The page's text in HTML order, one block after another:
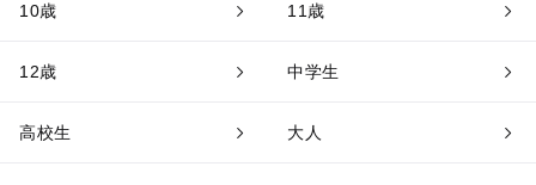
10歳 11歳
12歳 中学生
高校生 大人